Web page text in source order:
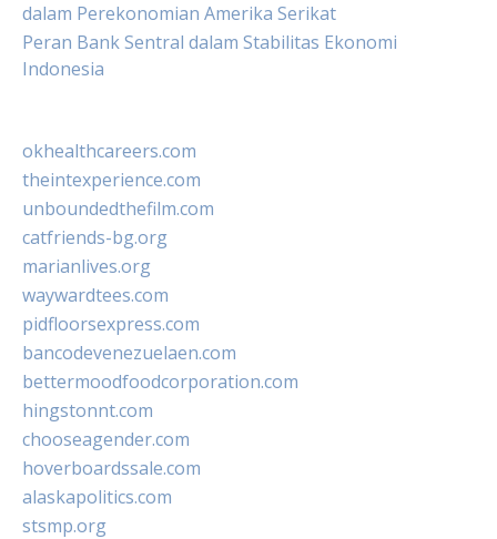
dalam Perekonomian Amerika Serikat
Peran Bank Sentral dalam Stabilitas Ekonomi
Indonesia
okhealthcareers.com
theintexperience.com
unboundedthefilm.com
catfriends-bg.org
marianlives.org
waywardtees.com
pidfloorsexpress.com
bancodevenezuelaen.com
bettermoodfoodcorporation.com
hingstonnt.com
chooseagender.com
hoverboardssale.com
alaskapolitics.com
stsmp.org